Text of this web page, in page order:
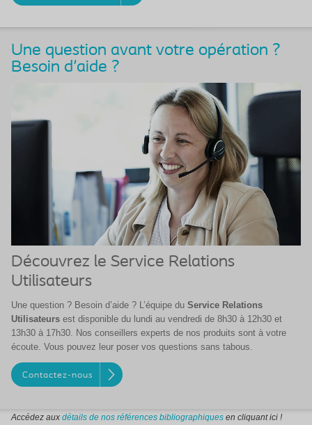
Une question avant votre opération ?
Besoin d'aide ?
Découvrez le Service Relations
Utilisateurs
Une question ? Besoin d’aide ? L’équipe du Service Relations
Utilisateurs est disponible du lundi au vendredi de 8h30 à 12h30 et
13h30 à 17h30. Nos conseillers experts de nos produits sont à votre
écoute. Vous pouvez leur poser vos questions sans tabous.
Contactez-nous
Accédez aux détails de nos références bibliographiques en cliquant ici !